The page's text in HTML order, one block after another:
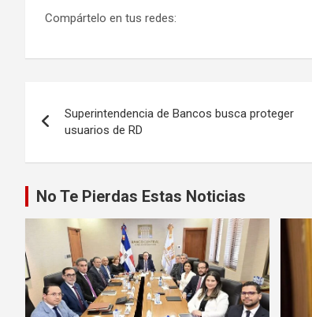
Compártelo en tus redes:
de
entradas
Superintendencia de Bancos busca proteger
usuarios de RD
No Te Pierdas Estas Noticias